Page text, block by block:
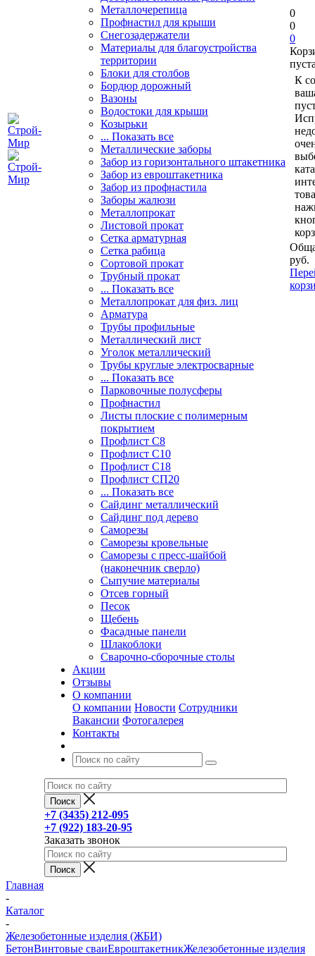
Металлочерепица
Профнастил для крыши
Снегозадержатели
Материалы для благоустройства
территории
Блоки для столбов
Бордюр дорожный
Вазоны
Водостоки для крыши
Козырьки
... Показать все
Металлические заборы
Забор из горизонтального штакетника
Забор из евроштакетника
Забор из профнастила
Заборы жалюзи
Металлопрокат
Листовой прокат
Сетка арматурная
Сетка рабица
Сортовой прокат
Трубный прокат
... Показать все
Металлопрокат для физ. лиц
Арматура
Трубы профильные
Металлический лист
Уголок металлический
Трубы круглые электросварные
... Показать все
Парковочные полусферы
Профнастил
Листы плоские с полимерным
покрытием
Профлист С8
Профлист С10
Профлист С18
Профлист СП20
... Показать все
Сайдинг металлический
Cайдинг под дерево
Саморезы
Саморезы кровельные
Саморезы с пресс-шайбой
(наконечник сверло)
Сыпучие материалы
Отсев горный
Песок
Щебень
Фасадные панели
Шлакоблоки
Сварочно-сборочные столы
Акции
Отзывы
О компании
О компании Новости Сотрудники
Вакансии Фотогалерея
Контакты
+7 (3435) 212-095
+7 (922) 183-20-95
Заказать звонок
0
0
0
К
руб.
Главная
-
Каталог
-
Железобетонные изделия (ЖБИ)
БетонВинтовые сваиЕвроштакетникЖелезобетонные изделия